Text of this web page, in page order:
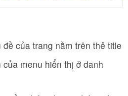
đề của trang nằm trên thẻ title
của menu hiển thị ở danh